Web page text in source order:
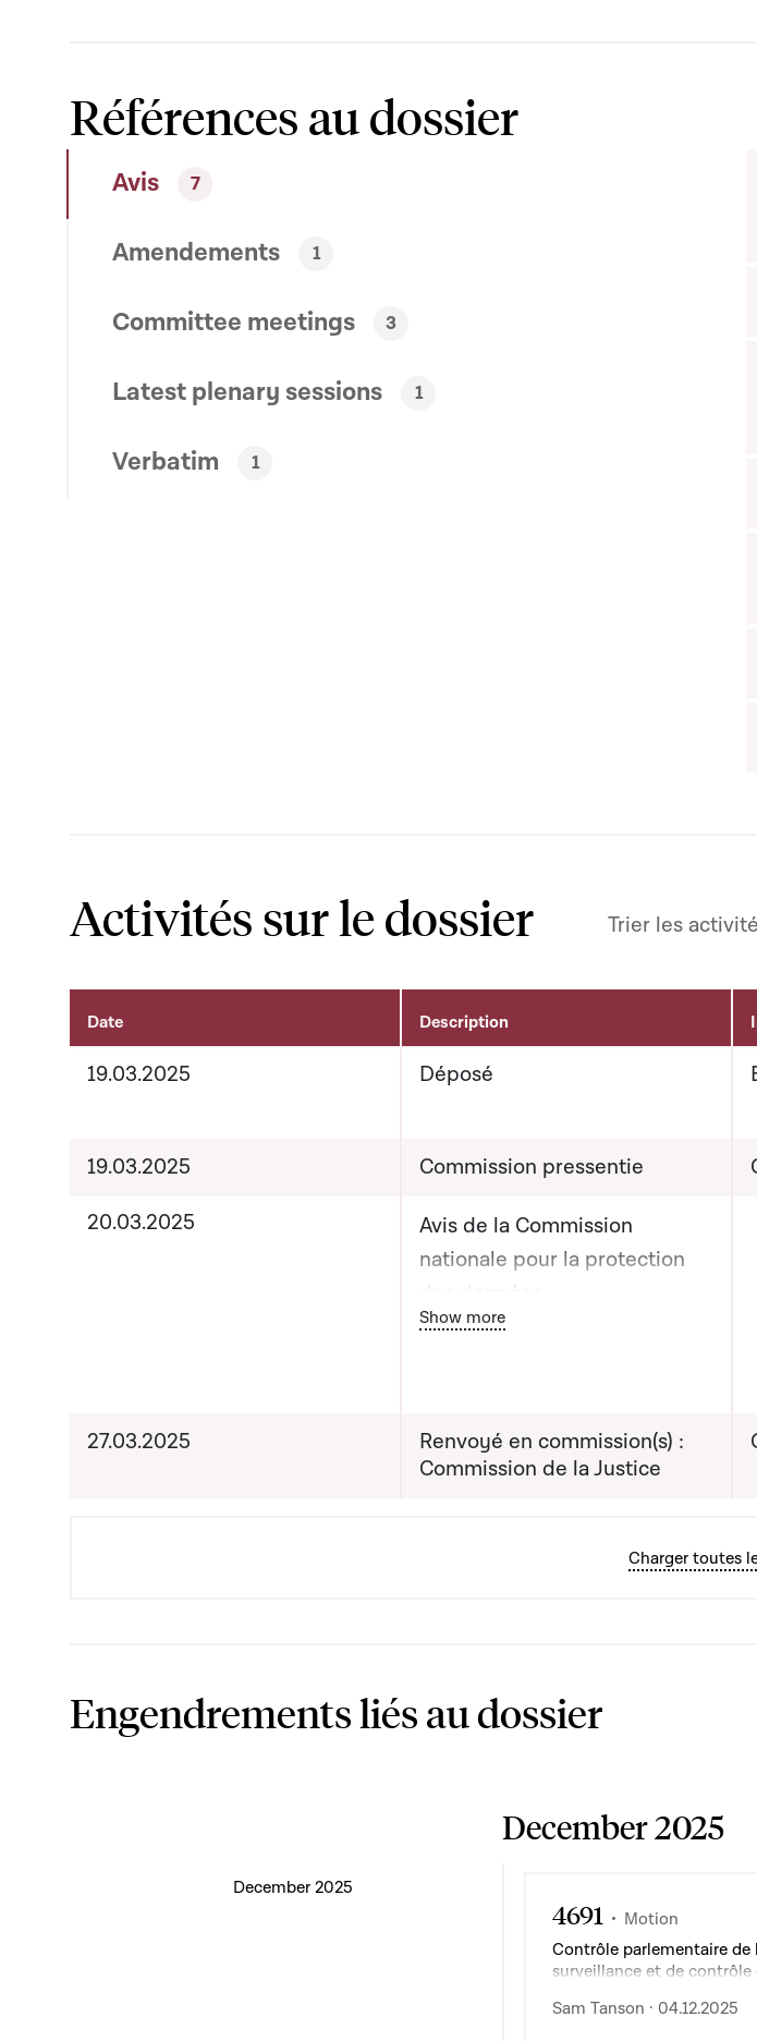
Références au dossier
Avis 7
Amendements 1
Committee meetings 3
Latest plenary sessions 1
Verbatim 1
Activités sur le dossier Trier les
Activités sur le dossier
Date Description
19.03.2025 Déposé
19.03.2025 Commission pressentie
20.03.2025
Avis de la Commission
nationale pour la protection
des données
- Dépêche de la Présidente
données à la Ministre de la
Justice (17.3.2025)
Bouton graphique servant à afficher
Show more
27.03.2025
Renvoyé en commission(s) :
Commission de la Justice
Charger toutes
Engendrements liés au dossier
December 2025
December 2025
4691 Motion
Contrôle parlementaire
surveillance et de
Sam Tanson · 04.12.2025